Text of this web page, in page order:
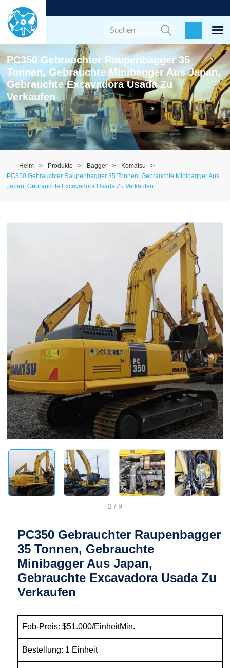
PC350 Gebrauchter Raupenbagger 35
Tonnen, Gebrauchte Minibagger Aus Japan,
Gebrauchte Excavadora Usada Zu
Verkaufen
Heim Produkte Bagger
Komatsu
PC350 Gebrauchter Raupenbagger 35 Tonnen, Gebrauchte Minibagger Aus
Japan, Gebrauchte Excavadora Usada Zu Verkaufen
2 / 9
PC350 Gebrauchter Raupenbagger
35 Tonnen, Gebrauchte
Minibagger Aus Japan,
Gebrauchte Excavadora Usada Zu
Verkaufen
Fob-Preis: $51.000/EinheitMin.
Bestellung: 1 Einheit